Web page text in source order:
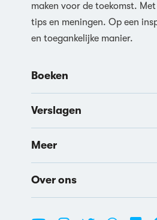
maken voor de toekomst.
tips en meningen. Op een
en toegankelijke manier.
Boeken
Verslagen
Meer
Over ons